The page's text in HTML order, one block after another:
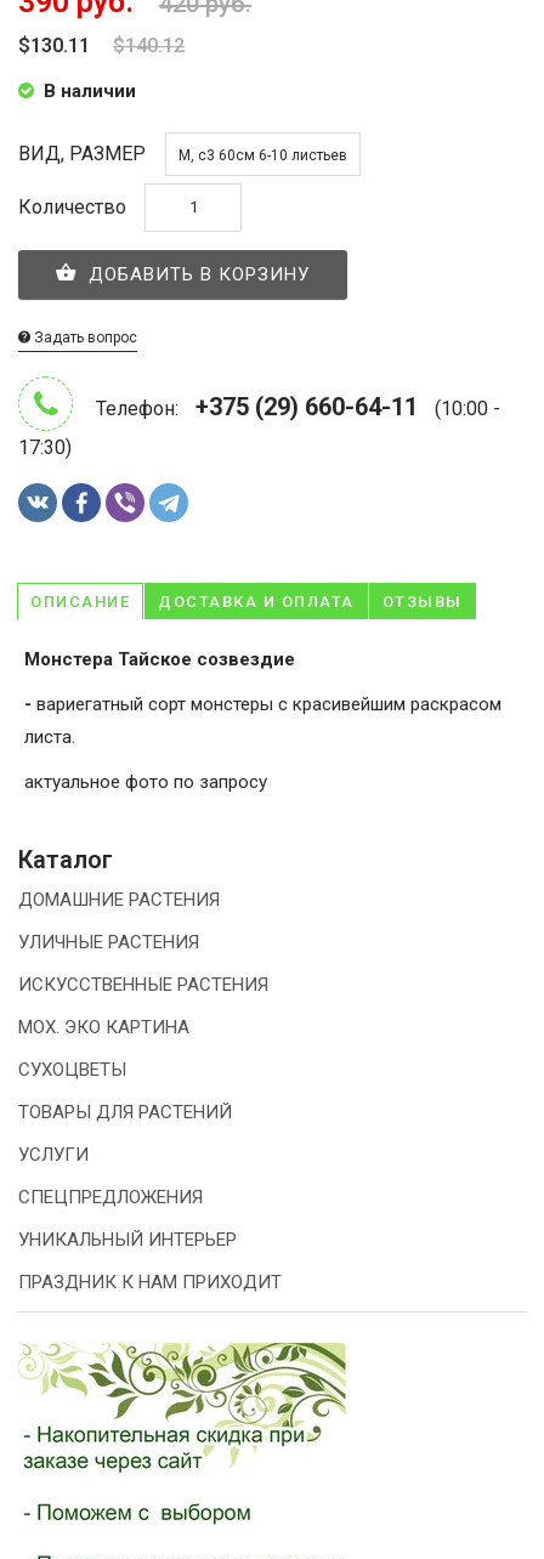
$130.11 $140.12
В наличии
ВИД, РАЗМЕР M, c3 60см 6-10 листьев
Количество
ДОБАВИТЬ В КОРЗИНУ
Задать вопрос
Телефон: +375 (29) 660-64-11
(10:00 -
17:30)
ОПИСАНИЕ ДОСТАВКА И ОПЛАТА ОТЗЫВЫ
Монстера Тайское созвездие
- вариегатный сорт монстеры с красивейшим раскрасом
листа.
актуальное фото по запросу
Каталог
ДОМАШНИЕ РАСТЕНИЯ
УЛИЧНЫЕ РАСТЕНИЯ
ИСКУССТВЕННЫЕ РАСТЕНИЯ
МОХ. ЭКО КАРТИНА
СУХОЦВЕТЫ
ТОВАРЫ ДЛЯ РАСТЕНИЙ
УСЛУГИ
СПЕЦПРЕДЛОЖЕНИЯ
УНИКАЛЬНЫЙ ИНТЕРЬЕР
ПРАЗДНИК К НАМ ПРИХОДИТ